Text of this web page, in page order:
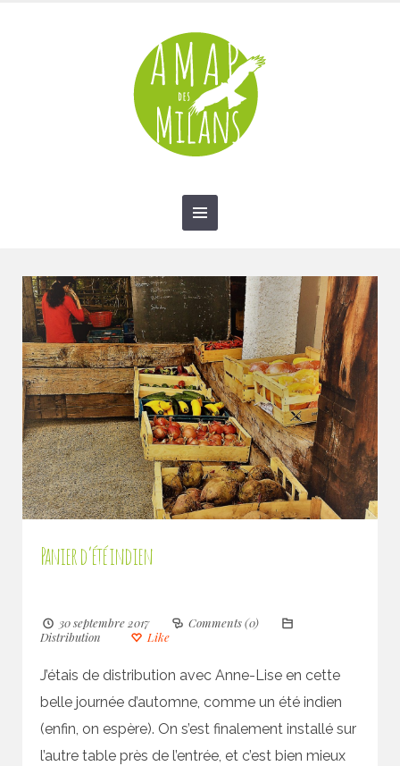
contact@amap-des-milans.fr
Panier d’été indien
30 septembre 2017
Comments (0)
Distribution
Like
J’étais de distribution avec Anne-Lise en cette
belle journée d’automne, comme un été indien
(enfin, on espère). On s’est finalement installé sur
l’autre table près de l’entrée, et c’est bien mieux